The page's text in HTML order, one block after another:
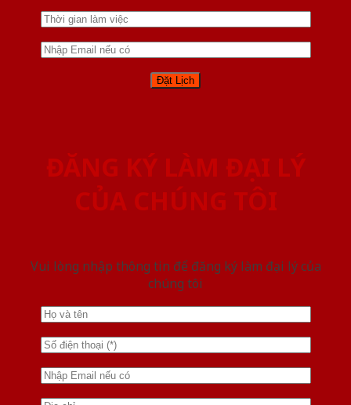
ĐĂNG KÝ LÀM ĐẠI LÝ
CỦA CHÚNG TÔI
Vui lòng nhập thông tin để đăng ký làm đại lý của
chúng tôi